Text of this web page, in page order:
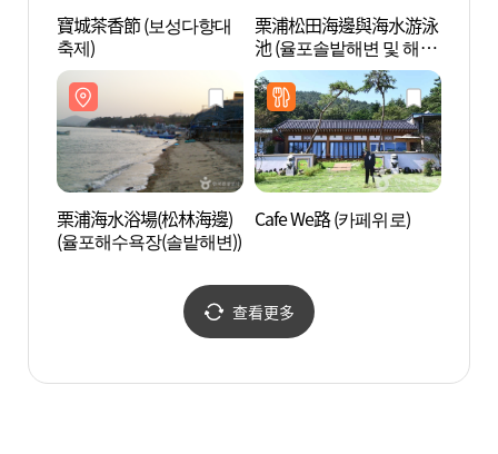
寶城茶香節 (보성다향대
축제)
栗浦松田海邊與海水游泳
池 (율포솔밭해변 및 해수
풀장)
栗浦海水浴場(松林海邊)
(율포해수욕장(솔밭해변))
Cafe We路 (카페위로)
查看更多